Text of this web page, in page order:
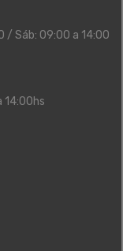
/ Sáb: 09:00 a 14:00
14:00hs